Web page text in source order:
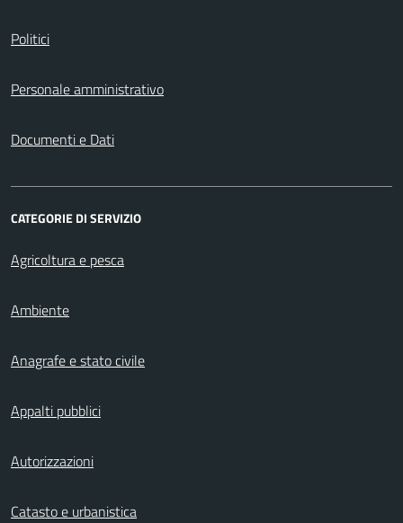
Politici
Personale amministrativo
Documenti e Dati
CATEGORIE DI SERVIZIO
Agricoltura e pesca
Ambiente
Anagrafe e stato civile
Appalti pubblici
Autorizzazioni
Catasto e urbanistica